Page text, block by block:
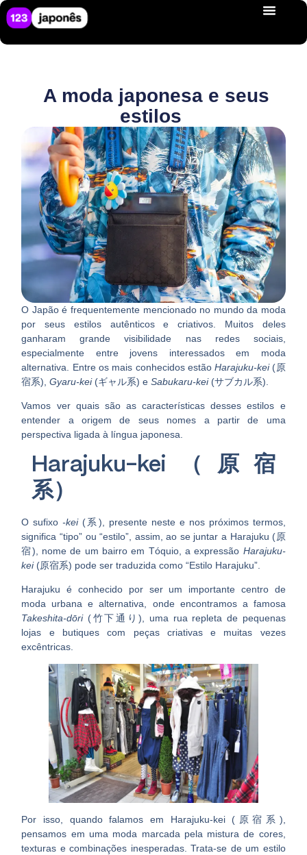
A moda japonesa e seus
estilos
O Japão é frequentemente mencionado no mundo da moda
por seus estilos autênticos e criativos. Muitos deles
ganharam grande visibilidade nas redes sociais,
especialmente entre jovens interessados em moda
alternativa. Entre os mais conhecidos estãoHarajuku-kei(原
宿系),Gyaru-kei(ギャル系) eSabukaru-kei(サブカル系)
Vamos ver quais são as características desses estilos e
entender a origem de seus nomes a partir de uma
perspectiva ligada à língua japonesa.
Harajuku-kei（原宿
系）
O sufixo -kei(系) , presente neste e nos próximos termos,
significa “tipo”ou“estilo” , assim, ao se juntar a Harajuku (原
宿), nome de um bairro em Tóquio, a expressão Harajuku-
kei(原宿系) pode ser traduzida como“Estilo Harajuku”
Harajuku é conhecido por ser um importante centro de
moda urbana e alternativa, onde encontramos a famosa
Takeshita-dōri(竹下通り) , uma rua repleta de pequenas
lojas e butiques com peças criativas e muitas vezes
excêntricas.
Por isso, quando falamos em Harajuku-kei (原宿系),
pensamos em uma moda marcada pela mistura de cores,
texturas e combinações inesperadas. Trata-se de um estilo